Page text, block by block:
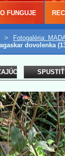
>
Fotogaléria:
dovolenka
FUNGUJE